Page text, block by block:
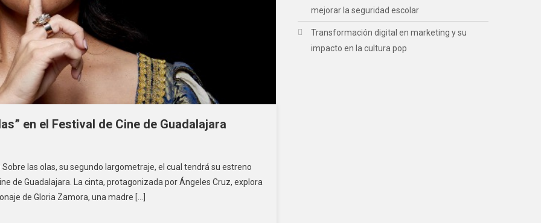
en el Festival de Cine de Guadalajara
las olas, su segundo largometraje, el cual tendrá su estreno
de Guadalajara. La cinta, protagonizada por Ángeles Cruz, explora
de Gloria Zamora, una madre […]
mejorar la seguridad escolar
Transformación digital en marketing y su
impacto en la cultura pop